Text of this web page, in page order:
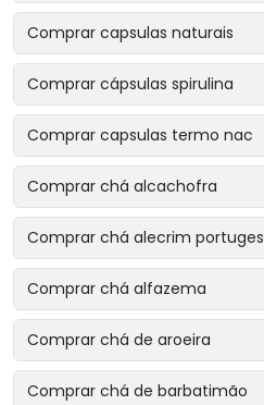
Comprar capsulas naturais
Comprar cápsulas spirulina
Comprar capsulas termo nac
Comprar chá alcachofra
Comprar chá alecrim portuges
Comprar chá alfazema
Comprar chá de aroeira
Comprar chá de barbatimão